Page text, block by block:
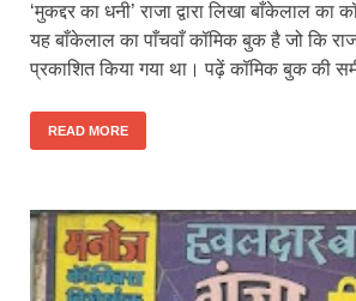
‘मुकद्दर का धनी’ राजा द्वारा लिखा बाँकेलाल का
यह बाँकेलाल का पाँचवाँ कॉमिक बुक है जो कि राज
प्रकाशित किया गया था। पढ़ें कॉमिक बुक की
READ MORE